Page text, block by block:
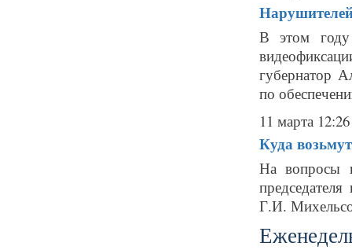
В этом году
губернатор
по
11 марта 12:26
Куда
На вопросы
Г.И.